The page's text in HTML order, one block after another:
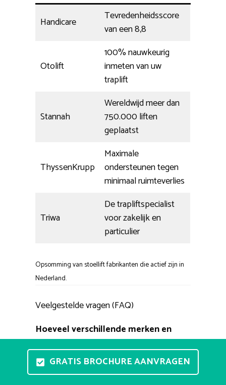
Handicare
Tevredenheidsscore
van een 8,8
Otolift
100% nauwkeurig
inmeten van uw
traplift
Stannah
Wereldwijd meer dan
750.000 liften
geplaatst
ThyssenKrupp
Maximale
ondersteunen tegen
minimaal ruimteverlies
Triwa
De trapliftspecialist
voor zakelijk en
particulier
Opsomming van stoellift fabrikanten die actief zijn in
Nederland.
Veelgestelde vragen (FAQ)
Hoeveel verschillende merken en
leveranciers zijn er?
We onderscheiden enkele erkende
ontwikkelaars Dit zijn Stannah, Handicare,
GRATIS BROCHURE AANVRAGEN